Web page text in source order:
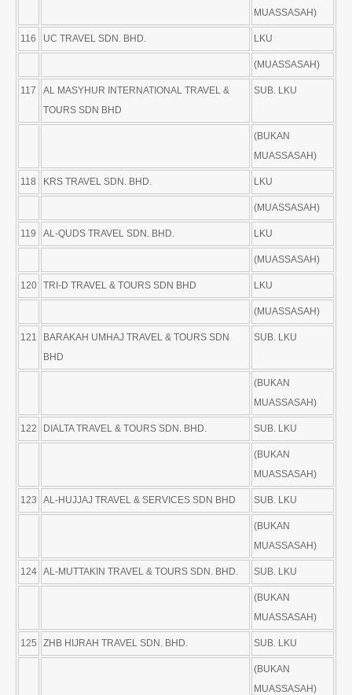
MUASSASAH)
116 UC TRAVEL SDN. BHD. LKU
(MUASSASAH)
117
AL MASYHUR INTERNATIONAL TRAVEL &
TOURS SDN BHD
SUB. LKU
(BUKAN
MUASSASAH)
118 KRS TRAVEL SDN. BHD. LKU
(MUASSASAH)
119 AL-QUDS TRAVEL SDN. BHD. LKU
(MUASSASAH)
120 TRI-D TRAVEL & TOURS SDN BHD LKU
(MUASSASAH)
121
BARAKAH UMHAJ TRAVEL & TOURS SDN
BHD
SUB. LKU
(BUKAN
MUASSASAH)
122 DIALTA TRAVEL & TOURS SDN. BHD. SUB. LKU
(BUKAN
MUASSASAH)
123 AL-HUJJAJ TRAVEL & SERVICES SDN BHD SUB. LKU
(BUKAN
MUASSASAH)
124 AL-MUTTAKIN TRAVEL & TOURS SDN. BHD. SUB. LKU
(BUKAN
MUASSASAH)
125 ZHB HIJRAH TRAVEL SDN. BHD. SUB. LKU
(BUKAN
MUASSASAH)